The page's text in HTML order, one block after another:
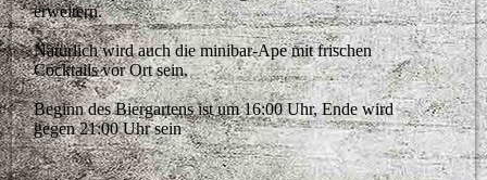
erweitern.
Natürlich wird auch die minibar-Ape mit frischen
Cocktails vor Ort sein.
Beginn des Biergartens ist um 16:00 Uhr, Ende wird
gegen 21:00 Uhr sein